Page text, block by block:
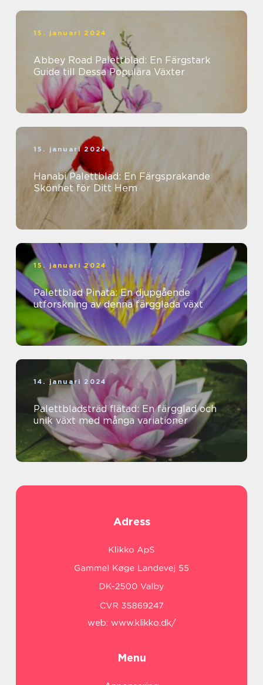
15. januari 2024
Abbey Road Palettblad: En Färgstark
Guide till Dessa Populära Växter
15. januari 2024
Hanabi Palettblad: En Färgsprakande
Skönhet för Ditt Hem
15. januari 2024
Palettblad Pinata: En djupgående
utforskning av denna färgglada växt
14. januari 2024
Palettbladsträd flätad: En färgglad och
unik växt med många variationer
Adress
web: www.klikko.dk/
Menu